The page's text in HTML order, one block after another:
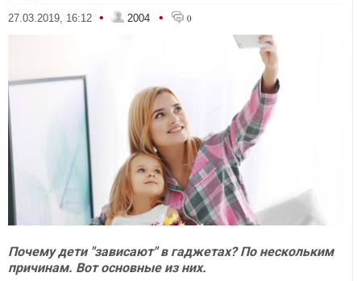
27.03.2019, 16:12 • 2004 • 0
Почему дети "зависают" в гаджетах? По нескольким
причинам. Вот основные из них.